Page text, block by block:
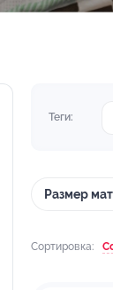
Теги:
Размер
Сортировка: